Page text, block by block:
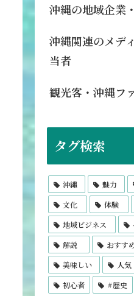
沖縄の地域企業
沖縄関連のメデ
当者
観光客・沖縄フ
タグ検索
沖縄 魅力
文化
体験
地域ビジネス
解説
おすす
美味しい
人気
初心者
#歴史